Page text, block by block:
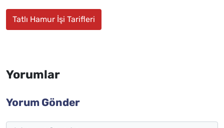
Tatlı Hamur İşi Tarifleri
Yorumlar
Yorum Gönder